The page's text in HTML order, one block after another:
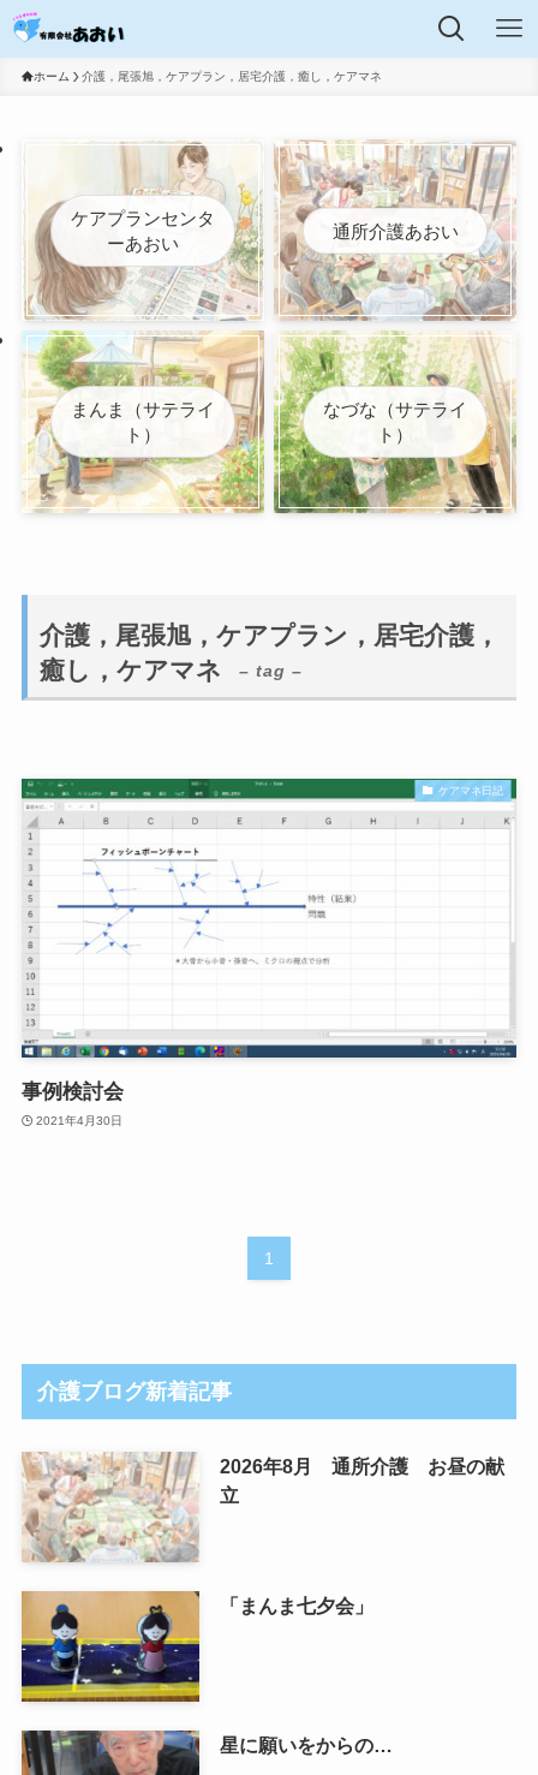
ホーム 介護，尾張旭，ケアプラン，居宅介護，癒し，ケアマネ
ケアプランセンタ
ーあおい
通所介護あおい
まんま（サテライ
ト）
なづな（サテライ
ト）
介護，尾張旭，ケアプラン，居宅介護，
癒し，ケアマネ
– tag –
ケアマネ日記
事例検討会
2021年4月30日
1
介護ブログ新着記事
2026年8月 通所介護 お昼の献
立
「まんま七夕会」
星に願いをからの…